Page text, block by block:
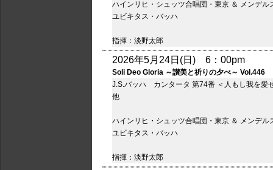
ハインリヒ・シュッツ合唱団・東京 ＆ メンデル
ユビキタス・バッハ
指揮：淡野太郎
2026年5月24日(日) 6：00pm
Soli Deo Gloria ～讃美と祈りの夕べ～ Vol.446
J.S.バッハ カンタータ 第74番 ＜人もし我を愛
他
ハインリヒ・シュッツ合唱団・東京 ＆ メンデル
ユビキタス・バッハ
指揮：淡野太郎